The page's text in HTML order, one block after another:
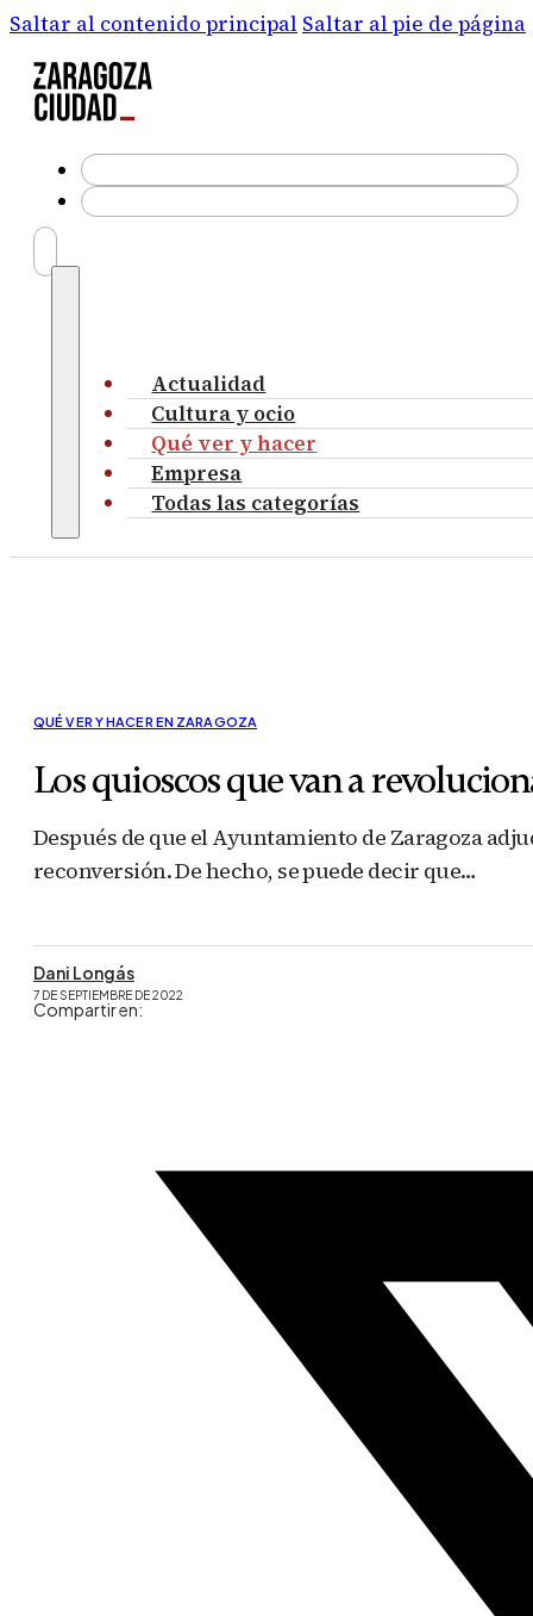
Saltar al contenido principal Saltar al pie de página
Actualidad
Cultura y ocio
Qué ver y hacer
Empresa
Todas las categorías
QUÉ VER Y HACER EN ZARAGOZA
Los quioscos que van a
Después de que el Ayuntamiento de Zaragoza
reconversión. De hecho, se puede decir que…
Dani Longás
7 DE SEPTIEMBRE DE 2022
Compartir en: